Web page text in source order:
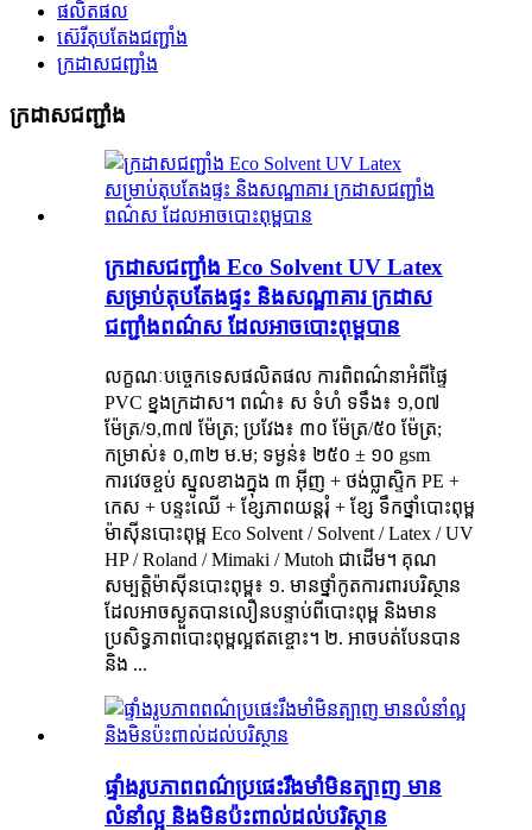
ផលិតផល
ស៊េរីតុបតែងជញ្ជាំង
ក្រដាសជញ្ជាំង
ក្រដាសជញ្ជាំង
ក្រដាសជញ្ជាំង Eco Solvent UV Latex
សម្រាប់តុបតែងផ្ទះ និងសណ្ឋាគារ ក្រដាស
ជញ្ជាំងពណ៌ស ដែលអាចបោះពុម្ពបាន
លក្ខណៈបច្ចេកទេសផលិតផល ការពិពណ៌នាអំពីផ្ទៃ
PVC ខ្នងក្រដាស។ ពណ៌៖ ស ទំហំ ទទឹង៖ ១,០៧
ម៉ែត្រ/១,៣៧ ម៉ែត្រ; ប្រវែង៖ ៣០ ម៉ែត្រ/៥០ ម៉ែត្រ;
កម្រាស់៖ ០,៣២ ម.ម; ទម្ងន់៖ ២៥០ ± ១០ gsm
ការវេចខ្ចប់ ស្នូលខាងក្នុង ៣ អ៊ីញ + ថង់ប្លាស្ទិក PE +
កេស + បន្ទះឈើ + ខ្សែភាពយន្តរុំ + ខ្សែ ទឹកថ្នាំបោះពុម្ព
ម៉ាស៊ីនបោះពុម្ព Eco Solvent / Solvent / Latex / UV
HP / Roland / Mimaki / Mutoh ជាដើម។ គុណ
សម្បត្តិម៉ាស៊ីនបោះពុម្ព៖ ១. មានថ្នាំកូតការពារបរិស្ថាន
ដែលអាចស្ងួតបានលឿនបន្ទាប់ពីបោះពុម្ព និងមាន
ប្រសិទ្ធភាពបោះពុម្ពល្អឥតខ្ចោះ។ ២. អាចបត់បែនបាន
និង ...
ផ្ទាំងរូបភាពពណ៌ប្រផេះរឹងមាំមិនត្បាញ មាន
លំនាំល្អ និងមិនប៉ះពាល់ដល់បរិស្ថាន